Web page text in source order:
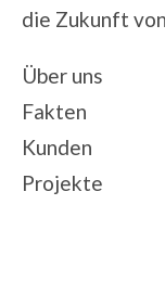
die Zukunft
Über uns
Fakten
Kunden
Projekte